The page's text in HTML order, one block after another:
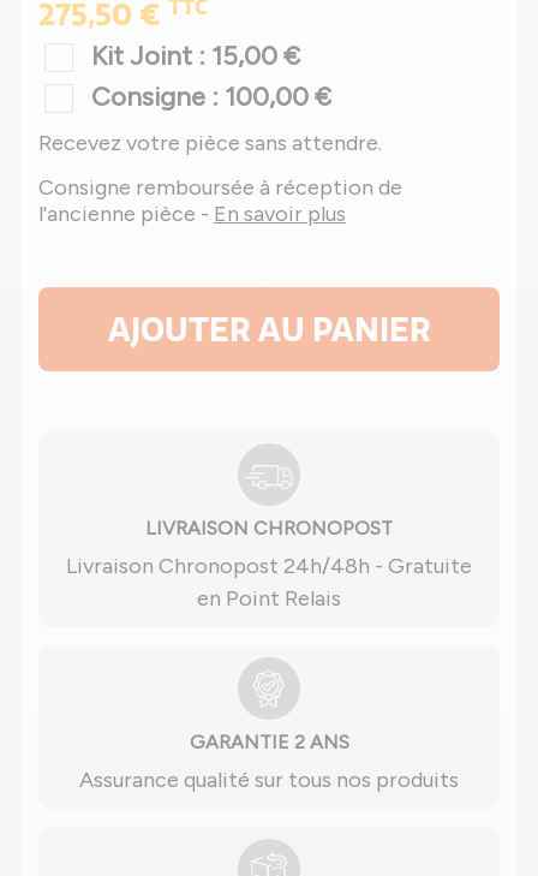
275,50 € TTC
Kit Joint : 15,00 €
Consigne : 100,00 €
Recevez votre pièce sans attendre.
Consigne remboursée à réception de
l'ancienne pièce - En savoir plus
AJOUTER AU PANIER
LIVRAISON CHRONOPOST
Livraison Chronopost 24h/48h - Gratuite
en Point Relais
GARANTIE 2 ANS
Assurance qualité sur tous nos produits